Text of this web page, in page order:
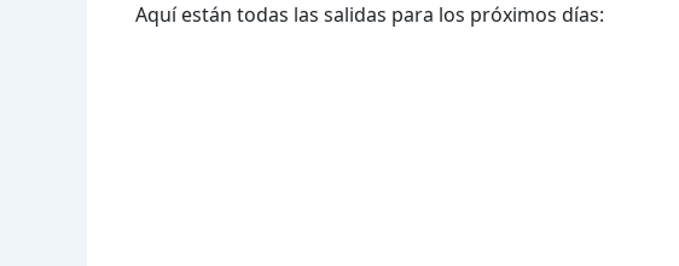
Aquí están todas las salidas para los próximos días: